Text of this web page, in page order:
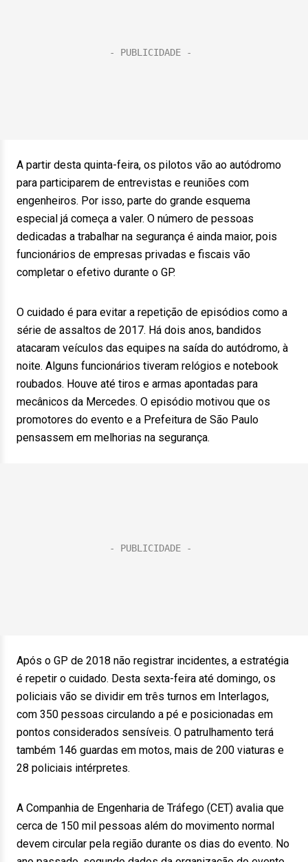
A partir desta quinta-feira, os pilotos vão ao autódromo
para participarem de entrevistas e reuniões com
engenheiros. Por isso, parte do grande esquema
especial já começa a valer. O número de pessoas
dedicadas a trabalhar na segurança é ainda maior, pois
funcionários de empresas privadas e fiscais vão
completar o efetivo durante o GP.
O cuidado é para evitar a repetição de episódios como a
série de assaltos de 2017. Há dois anos, bandidos
atacaram veículos das equipes na saída do autódromo, à
noite. Alguns funcionários tiveram relógios e notebook
roubados. Houve até tiros e armas apontadas para
mecânicos da Mercedes. O episódio motivou que os
promotores do evento e a Prefeitura de São Paulo
pensassem em melhorias na segurança.
Após o GP de 2018 não registrar incidentes, a estratégia
é repetir o cuidado. Desta sexta-feira até domingo, os
policiais vão se dividir em três turnos em Interlagos,
com 350 pessoas circulando a pé e posicionadas em
pontos considerados sensíveis. O patrulhamento terá
também 146 guardas em motos, mais de 200 viaturas e
28 policiais intérpretes.
A Companhia de Engenharia de Tráfego (CET) avalia que
cerca de 150 mil pessoas além do movimento normal
devem circular pela região durante os dias do evento. No